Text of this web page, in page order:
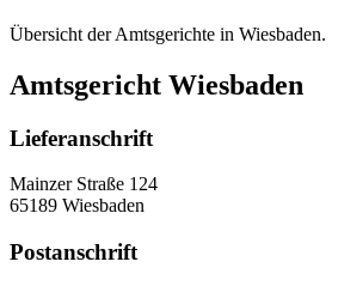
Übersicht der Amtsgerichte in Wiesbaden.
Amtsgericht Wiesbaden
Lieferanschrift
Mainzer Straße 124
65189 Wiesbaden
Postanschrift